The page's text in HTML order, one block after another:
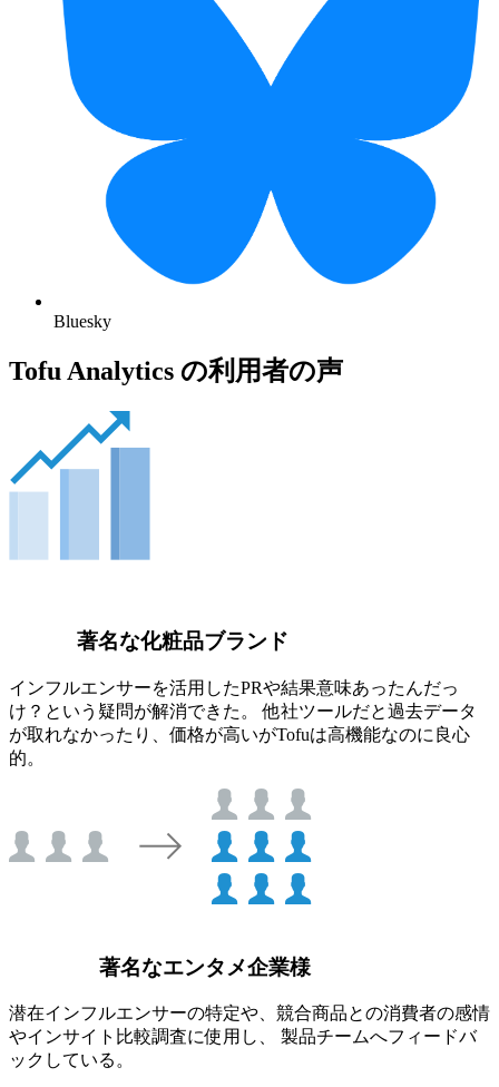
Bluesky
Tofu Analytics の利用者の声
著名な化粧品ブランド
インフルエンサーを活用したPRや結果意味あったんだっ
け？という疑問が解消できた。 他社ツールだと過去データ
が取れなかったり、価格が高いがTofuは高機能なのに良心
的。
著名なエンタメ企業様
潜在インフルエンサーの特定や、競合商品との消費者の感情
やインサイト比較調査に使用し、 製品チームへフィードバ
ックしている。